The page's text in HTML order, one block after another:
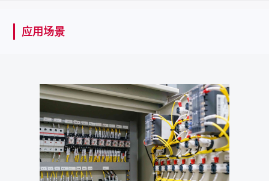
VOC含量
产品描述
一款基于石油馏分的精密电器清洁剂，适用于维修和保养
各种电子电气设备。定期使用，可防止电气故障，提高设
备性能，延长设备的使用寿命。NSF K6 注册清洗剂。
应用场景